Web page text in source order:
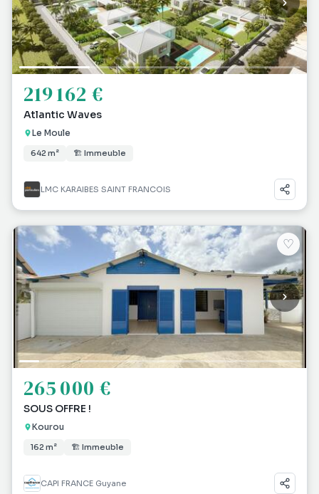
219 162 €
Atlantic Waves
Le Moule
642 m² 🏗 Immeuble
LMC KARAIBES SAINT FRANCOIS
♡
265 000 €
SOUS OFFRE !
Kourou
162 m² 🏗 Immeuble
CAPI FRANCE Guyane